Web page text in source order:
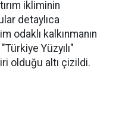
ikliminin
detaylıca
odaklı kalkınmanın
Yüzyılı"
olduğu altı çizildi.